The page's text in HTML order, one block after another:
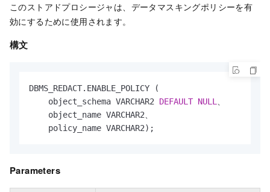
このストアドプロシージャは、データマスキングポリシーを有
効にするために使用されます。
構文
DBMS_REDACT.ENABLE_POLICY (
    object_schema VARCHAR2
DEFAULT NULL、
    object_name VARCHAR2、
    policy_name VARCHAR2);
Parameters